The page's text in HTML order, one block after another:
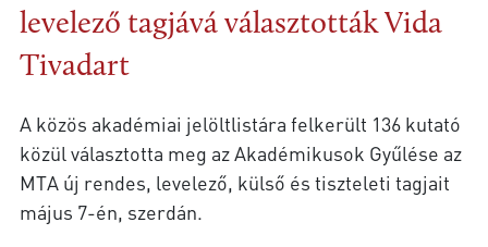
levelező tagjává választották Vida
Tivadart
A közös akadémiai jelöltlistára felkerült 136 kutató
közül választotta meg az Akadémikusok Gyűlése az
MTA új rendes, levelező, külső és tiszteleti tagjait
május 7-én, szerdán.